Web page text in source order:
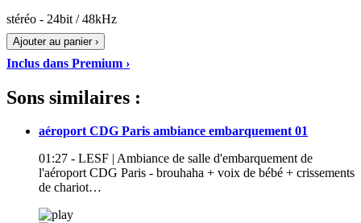
stéréo - 24bit / 48kHz
Ajouter au panier ›
Inclus dans Premium ›
Sons similaires :
aéroport CDG Paris ambiance embarquement 01
01:27 - LESF | Ambiance de salle d'embarquement de
l'aéroport CDG Paris - brouhaha + voix de bébé + crissements
de chariot…